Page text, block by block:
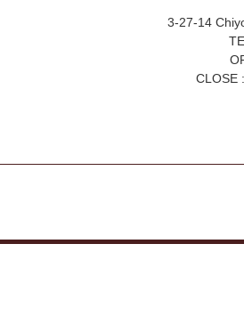
3-27-14
CLOSE